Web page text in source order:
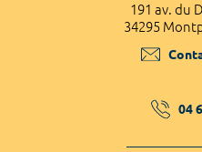
191 av. du
34295
04